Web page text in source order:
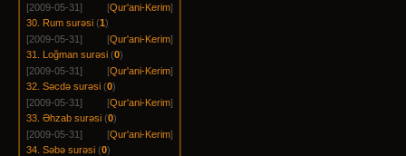
[2009-05-31]
[Qur'ani-Kerim]
30. Rum surəsi (1)
[2009-05-31]
[Qur'ani-Kerim]
31. Loğman surəsi (0)
[2009-05-31]
[Qur'ani-Kerim]
32. Səcdə surəsi (0)
[2009-05-31]
[Qur'ani-Kerim]
33. Əhzab surəsi (0)
[2009-05-31]
[Qur'ani-Kerim]
34. Səbə surəsi (0)